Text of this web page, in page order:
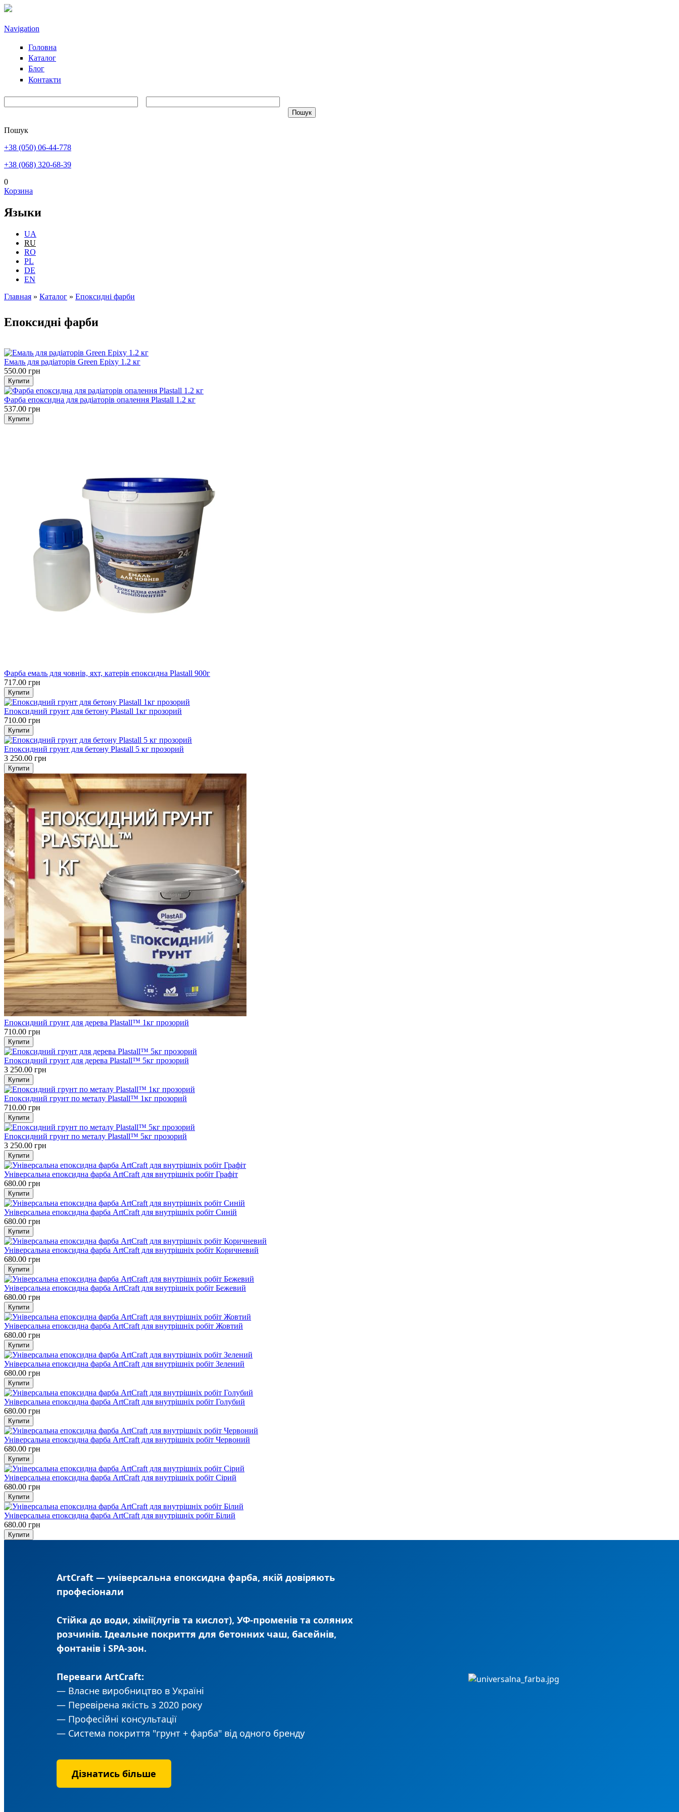
Перейти к основному содержанию
Navigation
Головна
Каталог
Блог
Контакти
Пошук
+38 (050) 06-44-778
+38 (068) 320-68-39
0
Корзина
Языки
UA
RU
RO
PL
DE
EN
Главная » Каталог » Епоксидні фарби
Епоксидні фарби
Емаль для радіаторів Green Epixy 1.2 кг
550.00 грн
Фарба епоксидна для радіаторів опалення Plastall 1.2 кг
537.00 грн
Фарба емаль для човнів, яхт, катерів епоксидна Plastall 900г
717.00 грн
Епоксидний грунт для бетону Plastall 1кг прозорий
710.00 грн
Епоксидний грунт для бетону Plastall 5 кг прозорий
3 250.00 грн
Епоксидний грунт для дерева Plastall™ 1кг прозорий
710.00 грн
Епоксидний грунт для дерева Plastall™ 5кг прозорий
3 250.00 грн
Епоксидний грунт по металу Plastall™ 1кг прозорий
710.00 грн
Епоксидний грунт по металу Plastall™ 5кг прозорий
3 250.00 грн
Універсальна епоксидна фарба ArtCraft для внутрішніх робіт Графіт
680.00 грн
Універсальна епоксидна фарба ArtCraft для внутрішніх робіт Синій
680.00 грн
Універсальна епоксидна фарба ArtCraft для внутрішніх робіт Коричневий
680.00 грн
Універсальна епоксидна фарба ArtCraft для внутрішніх робіт Бежевий
680.00 грн
Універсальна епоксидна фарба ArtCraft для внутрішніх робіт Жовтий
680.00 грн
Універсальна епоксидна фарба ArtCraft для внутрішніх робіт Зелений
680.00 грн
Універсальна епоксидна фарба ArtCraft для внутрішніх робіт Голубий
680.00 грн
Універсальна епоксидна фарба ArtCraft для внутрішніх робіт Червоний
680.00 грн
Універсальна епоксидна фарба ArtCraft для внутрішніх робіт Сірий
680.00 грн
Універсальна епоксидна фарба ArtCraft для внутрішніх робіт Білий
680.00 грн
ArtCraft — універсальна епоксидна фарба, якій довіряють
професіонали
Стійка до води, хімії(лугів та кислот), УФ-променів та соляних
розчинів. Ідеальне покриття для бетонних чаш, басейнів,
фонтанів і SPA-зон.
Переваги ArtCraft:
— Власне виробництво в Україні
— Перевірена якість з 2020 року
— Професійні консультації
— Система покриття "грунт + фарба" від одного бренду
Дізнатись більше